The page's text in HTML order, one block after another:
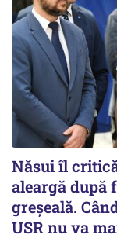
Năsui îl
aleargă după
greșeală.
USR nu va